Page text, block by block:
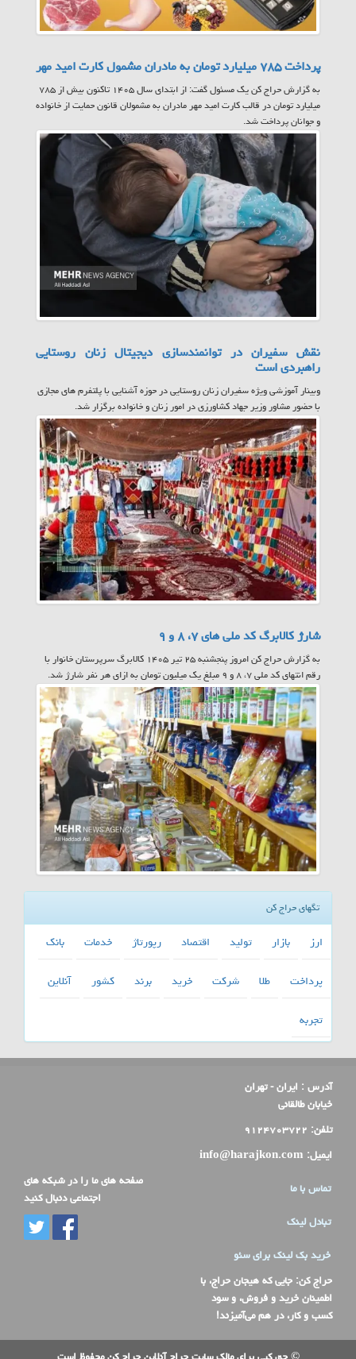
پرداخت ۷۸۵ میلیارد تومان به مادران مشمول کارت امید مهر
به گزارش حراج کن یک مسئول گفت: از ابتدای سال ۱۴۰۵ تاکنون بیش از ۷۸۵
میلیارد تومان در قالب کارت امید مهر مادران به مشمولان قانون حمایت از خانواده
و جوانان پرداخت شد.
نقش سفیران در توانمندسازی دیجیتال زنان روستایی
راهبردی است
وبینار آموزشی ویژه سفیران زنان روستایی در حوزه آشنایی با پلتفرم های مجازی
با حضور مشاور وزیر جهاد کشاورزی در امور زنان و خانواده برگزار شد.
شارژ کالابرگ کد ملی های ۷، ۸ و ۹
به گزارش حراج کن امروز پنجشنبه ۲۵ تیر ۱۴۰۵ کالابرگ سرپرستان خانوار با
رقم انتهای کد ملی ۷، ۸ و ۹ مبلغ یک میلیون تومان به ازای هر نفر شارژ شد.
تگهای حراج کن
ارز بازار تولید اقتصاد رپورتاژ خدمات
بانك
پرداخت
طلا شركت خرید برند كشور
آنلاین
تجربه
آدرس : ایران - تهران
خیابان طالقانی
تلفن: ۹۱۲۴۷۰۳۷۲۲
ایمیل: info@harajkon.com
تماس با ما
تبادل لینک
خرید بک لینک برای سئو
حراج کن: جایی که هیجان حراج، با
اطمینان خرید و فروش، و سود
کسب و کار، در هم می‌آمیزند!
صفحه های ما را در شبکه های
اجتماعی دنبال کنید